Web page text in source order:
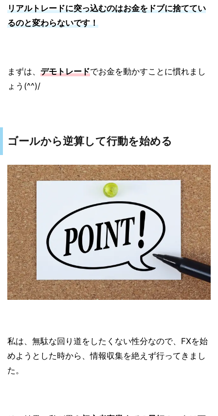
リアルトレードに突っ込むのはお金をドブに捨ててい
るのと変わらないです！
まずは、 デモトレードでお金を動かすことに慣れまし
ょう(^^)/
ゴールから逆算して行動を始める
私は、無駄な回り道をしたくない性分なので、FXを始
めようとした時から、情報収集を絶えず行ってきまし
た。